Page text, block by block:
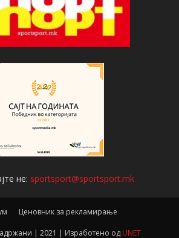
не: sportsport@sportsport.mk
Ценовник за рекламирање
| 2021 | Изработено од UNET